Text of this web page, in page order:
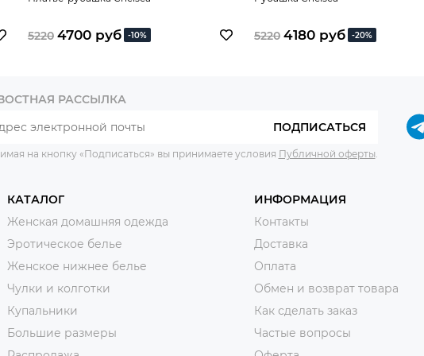
5220 4700 руб -10% 5220 4180 руб -20%
РАССЫЛКА
ПОДПИСАТЬСЯ
на кнопку «Подписаться» вы принимаете условия Публичной оферты.
КАТАЛОГ
Женская домашняя одежда
Эротическое белье
Женское нижнее белье
Чулки и колготки
Купальники
Большие размеры
ИНФОРМАЦИЯ
Контакты
Доставка
Оплата
Обмен и возврат товара
Как сделать заказ
Частые вопросы